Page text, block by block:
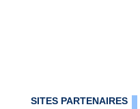
SITES PARTENAIRES